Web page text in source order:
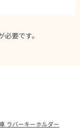
必要です。
ラバーキーホルダー